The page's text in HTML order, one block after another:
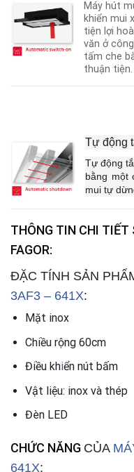
Máy hút
khiển mui
tiện lợi
văn ở
tấm che
thuận tiện.
Tự động
Tự động
bằng một
mui tự
THÔNG TIN CHI TIẾT
FAGOR:
ĐẶC TÍNH SẢN
3AF3 – 641X:
Mặt inox
Chiều rộng 60cm
Điều khiển nút bấm
Vật liệu: inox và thép
Đèn LED
CHỨC NĂNG CỦA
641X: